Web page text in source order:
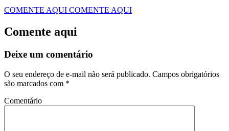
COMENTE AQUI COMENTE AQUI
Comente aqui
Deixe um comentário
O seu endereço de e-mail não será publicado. Campos obrigatórios
são marcados com *
Comentário